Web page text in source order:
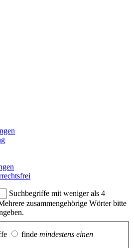
Suchbegriffe mit weniger als 4
zusammengehörige Wörter bitte
finde mindestens einen